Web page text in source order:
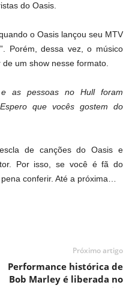
do Oasis.
o Oasis lançou seu MTV
Porém, dessa vez, o músico
um show nesse formato.
e as pessoas no Hull foram
que vocês gostem do
de canções do Oasis e
Por isso, se você é fã do
conferir. Até a próxima…
Próximo artigo
Performance histórica de
Bob Marley é liberada no